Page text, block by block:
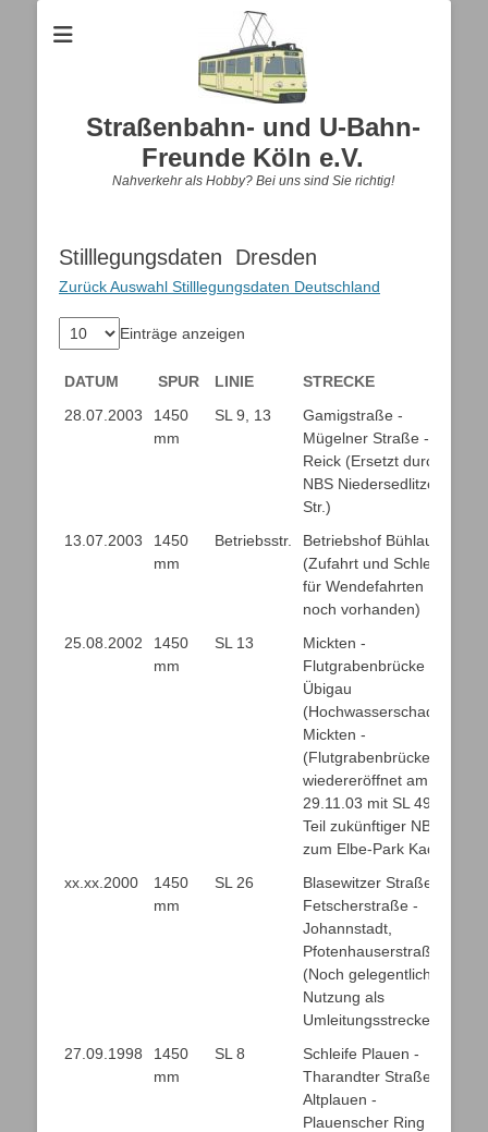
Straßenbahn- und U-Bahn-
Freunde Köln e.V.
Nahverkehr als Hobby? Bei uns sind Sie richtig!
Stilllegungsdaten Dresden
Zurück Auswahl Stilllegungsdaten Deutschland
Einträge anzeigen
DATUM SPUR LINIE
STRECKE
DATUM
SPUR LINIE STRECKE
28.07.2003
1450
mm
SL 9, 13
Gamigstraße -
Mügelner Straße - Btf.
Reick (Ersetzt durch
NBS Niedersedlitzer
Str.)
13.07.2003
1450
mm
Betriebsstr.
Betriebshof Bühlau
(Zufahrt und Schleife
für Wendefahrten
noch vorhanden)
25.08.2002
1450
mm
SL 13
Mickten -
Flutgrabenbrücke -
Übigau
(Hochwasserschaden)
Mickten -
(Flutgrabenbrücke
wiedereröffnet am
29.11.03 mit SL 49 als
Teil zukünftiger NBS
zum Elbe-Park Kaditz)
xx.xx.2000
1450
mm
SL 26
Blasewitzer Straße /
Fetscherstraße -
Johannstadt,
Pfotenhauserstraße
(Noch gelegentliche
Nutzung als
Umleitungsstrecke)
27.09.1998
1450
mm
SL 8
Schleife Plauen -
Tharandter Straße -
Altplauen -
Plauenscher Ring -